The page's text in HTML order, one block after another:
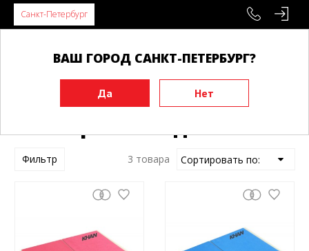
Санкт-Петербург
ВАШ ГОРОД САНКТ-ПЕТЕРБУРГ?
Главная
Инвентарь для разбивания
Многоразовые доски
Фильтр 3 товара